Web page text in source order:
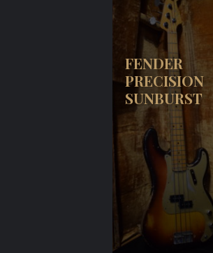
FENDER
PRECISION
SUNBURST